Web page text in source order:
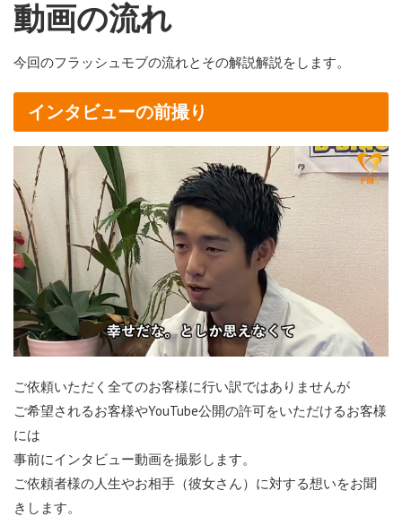
動画の流れ
今回のフラッシュモブの流れとその解説解説をします。
インタビューの前撮り
ご依頼いただく全てのお客様に行い訳ではありませんが
ご希望されるお客様やYouTube公開の許可をいただけるお客様
には
事前にインタビュー動画を撮影します。
ご依頼者様の人生やお相手（彼女さん）に対する想いをお聞
きします。